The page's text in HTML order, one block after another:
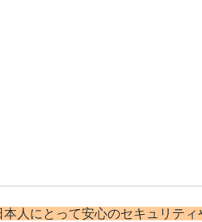
本人にとって安心のセキュリテ